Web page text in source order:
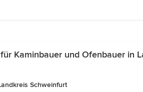
Kaminbauer und Ofenbauer in
Schweinfurt